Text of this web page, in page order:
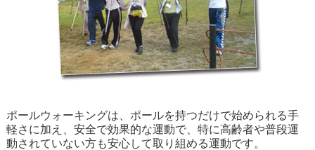
ポールウォーキングは、ポールを持つだけで始められる手
軽さに加え、安全で効果的な運動で、特に高齢者や普段運
動されていない方も安心して取り組める運動です。